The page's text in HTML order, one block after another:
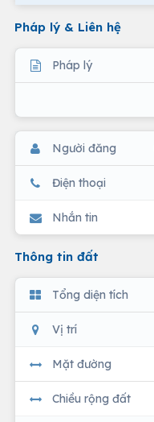
Pháp lý & Liên hệ
Pháp lý
Người đăng
Điện thoại
Nhắn tin
Thông tin đất
Tổng diện tích
Vị trí
Mặt đường
Chiều rộng đất